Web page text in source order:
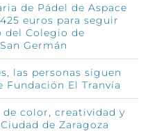
de Pádel de Aspace
euros para seguir
del Colegio de
Germán
las personas siguen
Fundación El Tranvía
de color, creatividad y
de Zaragoza